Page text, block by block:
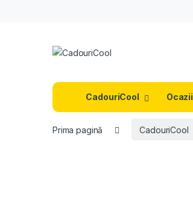
CadouriCool Ocazii
Prima pagină CadouriCool